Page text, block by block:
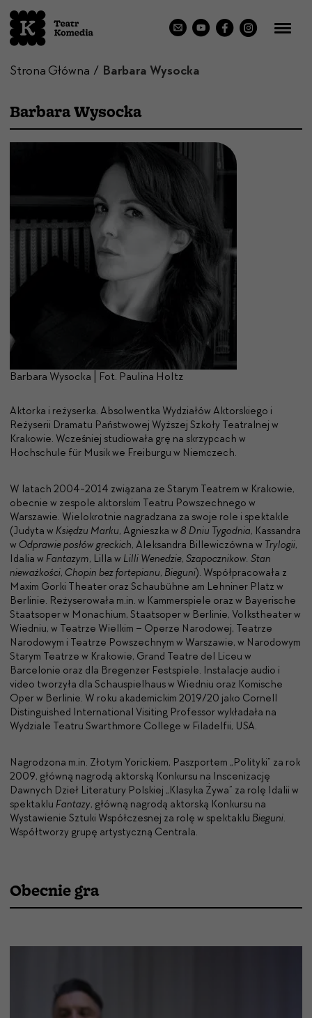
Strona Główna Barbara Wysocka
Barbara Wysocka
Barbara Wysocka | Fot. Paulina Holtz
Aktorka i reżyserka. Absolwentka Wydziałów Aktorskiego i
Reżyserii Dramatu Państwowej Wyższej Szkoły Teatralnej w
Krakowie. Wcześniej studiowała grę na skrzypcach w
Hochschule für Musik we Freiburgu w Niemczech.
W latach 2004-2014 związana ze Starym Teatrem w Krakowie,
obecnie w zespole aktorskim Teatru Powszechnego w
Warszawie. Wielokrotnie nagradzana za swoje role i spektakle
(Judyta w Księdzu Marku, Agnieszka w 8 Dniu Tygodnia, Kassandra
w Odprawie posłów greckich, Aleksandra Billewiczówna w Trylogii,
Idalia w Fantazym, Lilla w Lilli Wenedzie, Szapocznikow. Stan
nieważkości, Chopin bez fortepianu, Bieguni). Współpracowała z
Maxim Gorki Theater oraz Schaubühne am Lehniner Platz w
Berlinie. Reżyserowała m.in. w Kammerspiele oraz w Bayerische
Staatsoper w Monachium, Staatsoper w Berlinie, Volkstheater w
Wiedniu, w Teatrze Wielkim – Operze Narodowej, Teatrze
Narodowym i Teatrze Powszechnym w Warszawie, w Narodowym
Starym Teatrze w Krakowie, Grand Teatre del Liceu w
Barcelonie oraz dla Bregenzer Festspiele. Instalacje audio i
video tworzyła dla Schauspielhaus w Wiedniu oraz Komische
Oper w Berlinie. W roku akademickim 2019/20 jako Cornell
Distinguished International Visiting Professor wykładała na
Wydziale Teatru Swarthmore College w Filadelfii, USA.
Nagrodzona m.in. Złotym Yorickiem, Paszportem „Polityki” za rok
2009, główną nagrodą aktorską Konkursu na Inscenizację
Dawnych Dzieł Literatury Polskiej „Klasyka Żywa” za rolę Idalii w
spektaklu Fantazy, główną nagrodą aktorską Konkursu na
Wystawienie Sztuki Współczesnej za rolę w spektaklu Bieguni.
Współtworzy grupę artystyczną Centrala.
Obecnie gra